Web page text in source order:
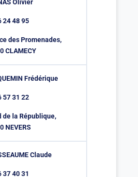
Olivier
24 48 95
des Promenades,
CLAMECY
Frédérique
57 31 22
de la République,
NEVERS
Claude
37 40 31